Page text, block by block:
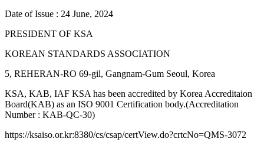
Date of Issue : 24 June, 2024
PRESIDENT OF KSA
KOREAN STANDARDS ASSOCIATION
5, REHERAN-RO 69-gil, Gangnam-Gum Seoul, Korea
KSA, KAB, IAF KSA has been accredited by Korea Accreditaion
Board(KAB) as an ISO 9001 Certification body.(Accreditation
Number : KAB-QC-30)
https://ksaiso.or.kr:8380/cs/csap/certView.do?crtcNo=QMS-3072